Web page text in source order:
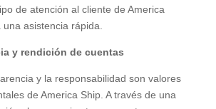
de atención al cliente de America
una asistencia rápida.
y rendición de cuentas
y la responsabilidad son valores
de America Ship. A través de una